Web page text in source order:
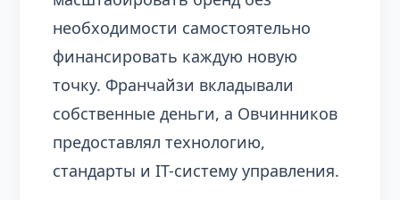
необходимости самостоятельно
финансировать каждую новую
точку. Франчайзи вкладывали
собственные деньги, а Овчинников
предоставлял технологию,
стандарты и IT-систему управления.